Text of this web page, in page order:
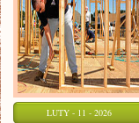
LUTY - 11 - 2026